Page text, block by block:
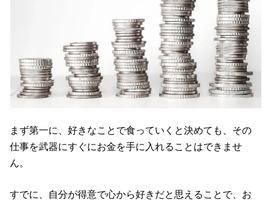
まず第一に、好きなことで食っていくと決めても、その
仕事を武器にすぐにお金を手に入れることはできませ
ん。
すでに、自分が得意で心から好きだと思えることで、お